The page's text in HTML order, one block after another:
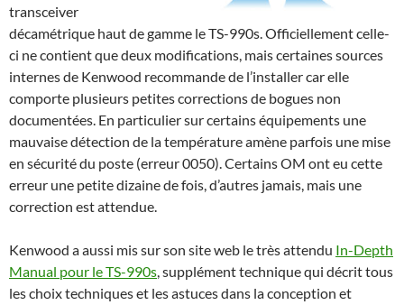
transceiver
décamétrique haut de gamme le TS-990s. Officiellement celle-
ci ne contient que deux modifications, mais certaines sources
internes de Kenwood recommande de l’installer car elle
comporte plusieurs petites corrections de bogues non
documentées. En particulier sur certains équipements une
mauvaise détection de la température amène parfois une mise
en sécurité du poste (erreur 0050). Certains OM ont eu cette
erreur une petite dizaine de fois, d’autres jamais, mais une
correction est attendue.
Kenwood a aussi mis sur son site web le très attendu In-Depth
Manual pour le TS-990s, supplément technique qui décrit tous
les choix techniques et les astuces dans la conception et